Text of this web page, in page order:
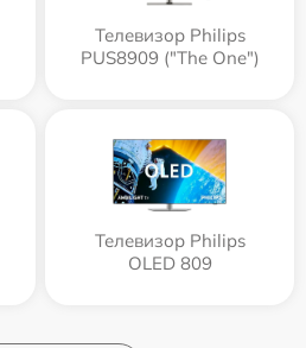
Телевизор Philips
PUS8909 ("The One")
Телевизор Philips
OLED 809